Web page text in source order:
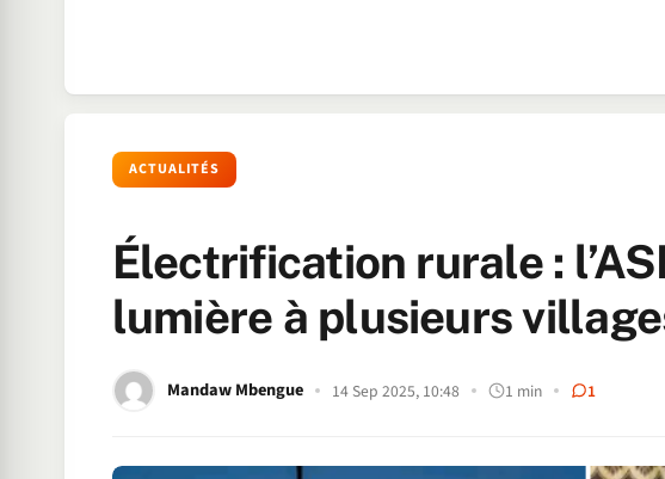
ACTUALITÉS
Électrification rurale :
lumière à plusieurs
Mandaw Mbengue 14 Sep 2025, 10:48 1 min 1